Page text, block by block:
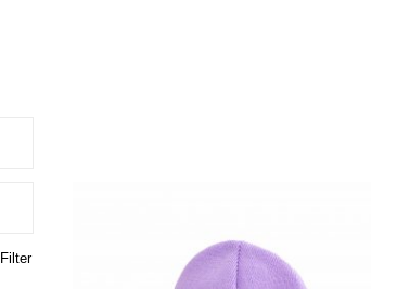
Filter